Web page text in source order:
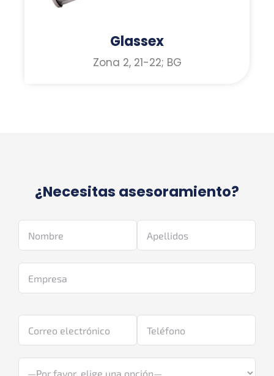
Glassex
Zona 2, 21-22; BG
¿Necesitas asesoramiento?